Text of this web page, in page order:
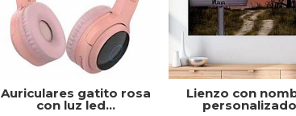
Auriculares gatito rosa
con luz led...
Lienzo con